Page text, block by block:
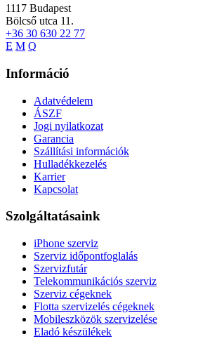
1117 Budapest
Bölcső utca 11.
+36 30 630 22 77
E M Q
Információ
Adatvédelem
ÁSZF
Jogi nyilatkozat
Garancia
Szállítási információk
Hulladékkezelés
Karrier
Kapcsolat
Szolgáltatásaink
iPhone szerviz
Szerviz időpontfoglalás
Szervizfutár
Telekommunikációs szerviz
Szerviz cégeknek
Flotta szervizelés cégeknek
Mobileszközök szervizelése
Eladó készülékek